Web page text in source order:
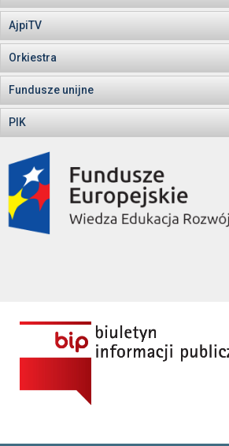
AjpiTV
Orkiestra
Fundusze unijne
PIK